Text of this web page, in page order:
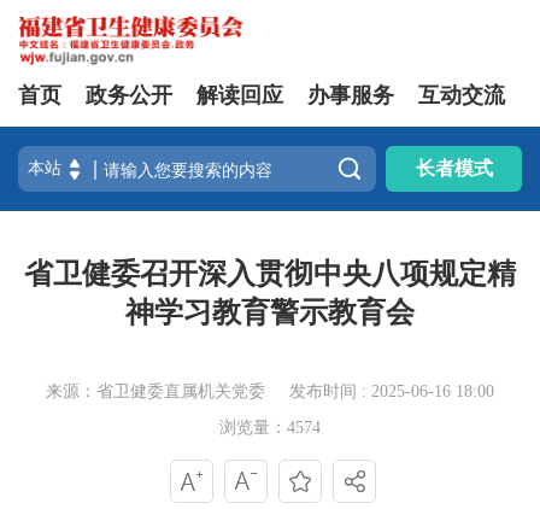
首页 政务公开 解读回应 办事服务 互动交流
 长者模式
省卫健委召开深入贯彻中央八项规定精
神学习教育警示教育会
来源：省卫健委直属机关党委
发布时间 : 2025-06-16 18:00
浏览量：4574